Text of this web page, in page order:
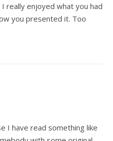
really enjoyed what you had
you presented it. Too
I have read something like